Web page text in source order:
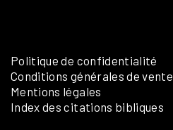
Politique de confidentialité
Conditions générales de vente
Mentions légales
Index des citations bibliques